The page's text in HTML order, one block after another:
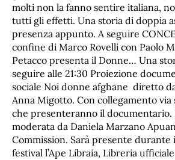
molti non la fanno sentire italiana,
tutti gli effetti. Una storia di doppia
presenza appunto. A seguire
confine di Marco Rovelli con Paolo
Petacco presenta il Donne… Una
seguire alle 21:30 Proiezione
sociale Noi donne afghane diretto
Anna Migotto. Con collegamento
che presenteranno il documentario.
moderata da Daniela Marzano
Commission. Sarà presente
festival l’Ape Libraia, Libreria